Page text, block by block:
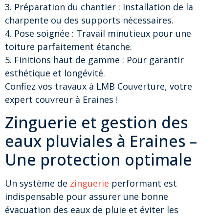
3. Préparation du chantier : Installation de la
charpente ou des supports nécessaires.
4. Pose soignée : Travail minutieux pour une
toiture parfaitement étanche.
5. Finitions haut de gamme : Pour garantir
esthétique et longévité.
Confiez vos travaux à LMB Couverture, votre
expert couvreur à Eraines !
Zinguerie et gestion des
eaux pluviales à Eraines –
Une protection optimale
Un système de zinguerie performant est
indispensable pour assurer une bonne
évacuation des eaux de pluie et éviter les